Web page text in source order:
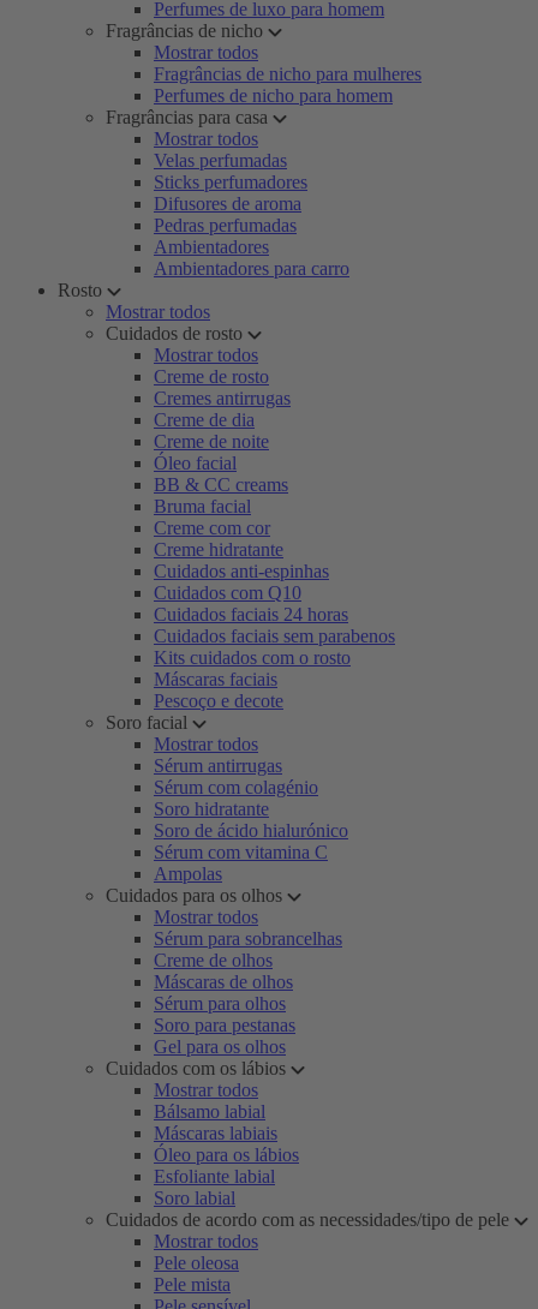
Perfumes de luxo para homem
Fragrâncias de nicho
Mostrar todos
Fragrâncias de nicho para mulheres
Perfumes de nicho para homem
Fragrâncias para casa
Mostrar todos
Velas perfumadas
Sticks perfumadores
Difusores de aroma
Pedras perfumadas
Ambientadores
Ambientadores para carro
Rosto
Mostrar todos
Cuidados de rosto
Mostrar todos
Creme de rosto
Cremes antirrugas
Creme de dia
Creme de noite
Óleo facial
BB & CC creams
Bruma facial
Creme com cor
Creme hidratante
Cuidados anti-espinhas
Cuidados com Q10
Cuidados faciais 24 horas
Cuidados faciais sem parabenos
Kits cuidados com o rosto
Máscaras faciais
Pescoço e decote
Soro facial
Mostrar todos
Sérum antirrugas
Sérum com colagénio
Soro hidratante
Soro de ácido hialurónico
Sérum com vitamina C
Ampolas
Cuidados para os olhos
Mostrar todos
Sérum para sobrancelhas
Creme de olhos
Máscaras de olhos
Sérum para olhos
Soro para pestanas
Gel para os olhos
Cuidados com os lábios
Mostrar todos
Bálsamo labial
Máscaras labiais
Óleo para os lábios
Esfoliante labial
Soro labial
Cuidados de acordo com as necessidades/tipo de pele
Mostrar todos
Pele oleosa
Pele mista